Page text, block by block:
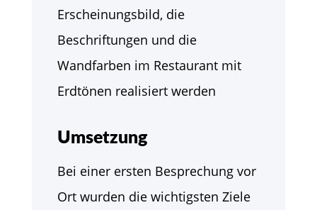
Erscheinungsbild, die
Beschriftungen und die
Wandfarben im Restaurant mit
Erdtönen realisiert werden
Umsetzung
Bei einer ersten Besprechung vor
Ort wurden die wichtigsten Ziele